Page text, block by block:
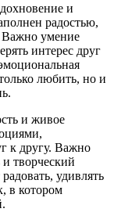
и
радостью,
умение
интерес друг
любить, но и
и живое
к другу. Важно
творческий
удивлять
в котором